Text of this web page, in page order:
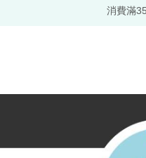
消費滿